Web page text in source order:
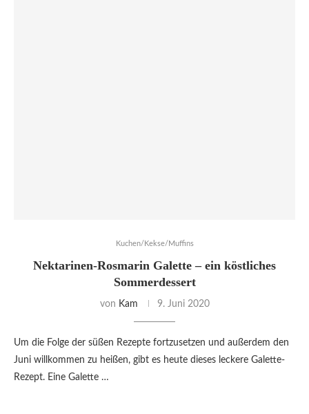
Kuchen/Kekse/Muffins
Nektarinen-Rosmarin Galette – ein köstliches
Sommerdessert
von Kam 9. Juni 2020
Um die Folge der süßen Rezepte fortzusetzen und außerdem den
Juni willkommen zu heißen, gibt es heute dieses leckere Galette-
Rezept. Eine Galette …